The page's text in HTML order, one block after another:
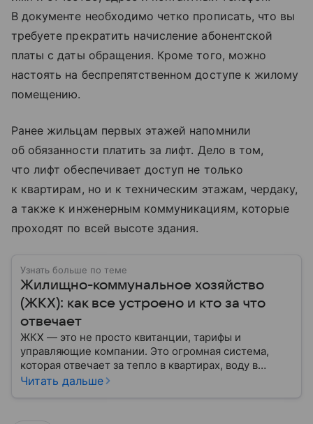
В документе необходимо четко прописать, что вы
требуете прекратить начисление абонентской
платы с даты обращения. Кроме того, можно
настоять на беспрепятственном доступе к жилому
помещению.
Ранее жильцам первых этажей напомнили
об обязанности платить за лифт. Дело в том,
что лифт обеспечивает доступ не только
к квартирам, но и к техническим этажам, чердаку,
а также к инженерным коммуникациям, которые
проходят по всей высоте здания.
Узнать больше по теме
Жилищно-коммунальное хозяйство
(ЖКХ): как все устроено и кто за что
отвечает
ЖКХ — это не просто квитанции, тарифы и
управляющие компании. Это огромная система,
которая отвечает за тепло в квартирах, воду в
кране, освещение улиц и чистоту во дворах.
Читать дальше